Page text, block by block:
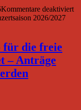
Kommentare deaktiviert
2026/2027
für die freie
– Anträge